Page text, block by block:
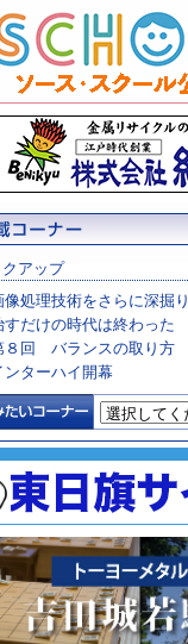
アップ
像処理技術をさらに深掘り
すだけの時代は終わった
８回 バランスの取り方
ンターハイ開幕